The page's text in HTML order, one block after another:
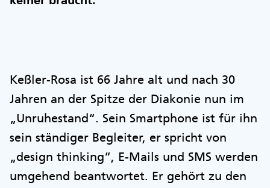
Keßler-Rosa ist 66 Jahre alt und nach 30
Jahren an der Spitze der Diakonie nun im
„Unruhestand“. Sein Smartphone ist für ihn
sein ständiger Begleiter, er spricht von
„design thinking“, E-Mails und SMS werden
umgehend beantwortet. Er gehört zu den